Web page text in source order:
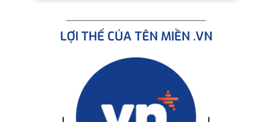
LỢI THẾ CỦA TÊN MIỀN .VN